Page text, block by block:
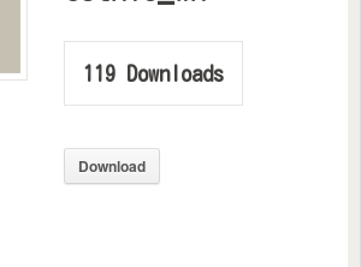
119Downloads
Download